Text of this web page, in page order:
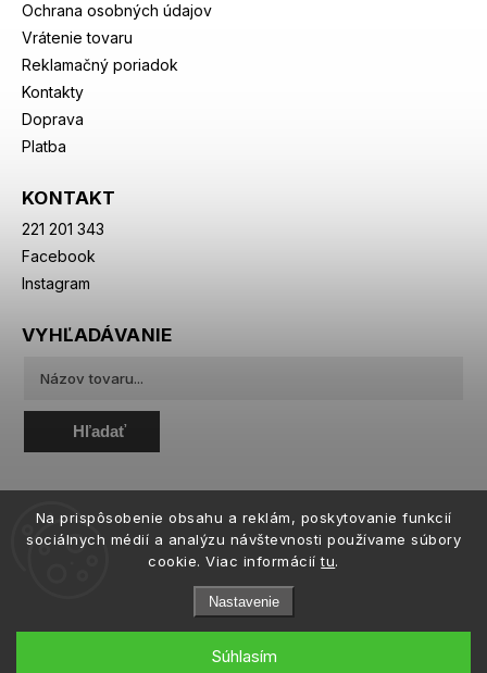
Na prispôsobenie obsahu a reklám, poskytovanie funkcií
sociálnych médií a analýzu návštevnosti používame súbory
cookie. Viac informáciítu.
Nastavenie
Súhlasím
Ochrana osobných údajov
Vrátenie tovaru
Reklamačný poriadok
Kontakty
Doprava
Platba
KONTAKT
221 201 343
Facebook
Instagram
VYHĽADÁVANIE
Hľadať